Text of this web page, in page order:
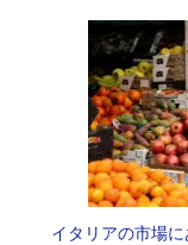
イタリアの市場